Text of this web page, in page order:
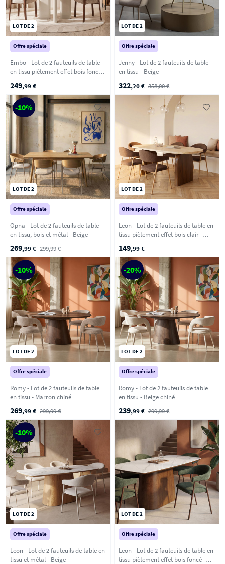
LOT DE 2
Offre spéciale
Embo - Lot de 2 fauteuils de table
en tissu piètement effet bois foncé -
249,99 €
LOT DE 2
Offre spéciale
Jenny - Lot de 2 fauteuils de table
en tissu - Beige
322,20 € 358,00 €
-10%
LOT DE 2
Offre spéciale
Opna - Lot de 2 fauteuils de table
en tissu, bois et métal - Beige
269,99 € 299,99 €
LOT DE 2
Offre spéciale
Leon - Lot de 2 fauteuils de table en
tissu piètement effet bois clair -
Marron
149,99 €
-10%
LOT DE 2
Offre spéciale
Romy - Lot de 2 fauteuils de table
en tissu - Marron chiné
269,99 € 299,99 €
-20%
LOT DE 2
Offre spéciale
Romy - Lot de 2 fauteuils de table
en tissu - Beige chiné
239,99 € 299,99 €
-10%
LOT DE 2
Offre spéciale
Leon - Lot de 2 fauteuils de table en
tissu et métal - Beige
LOT DE 2
Offre spéciale
Leon - Lot de 2 fauteuils de table en
tissu piètement effet bois foncé -